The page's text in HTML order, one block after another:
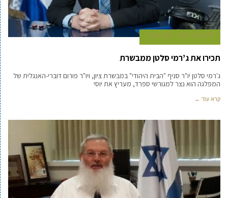
29 במרץ 2016 כתב אורח
תכירו את ג’רמי סלטן ממבשרת
ג'רמי סלטן יו"ר סניף "הבית היהודי" במבשרת ציון, ויו"ר פורום דוברי-האנגלית של
המפלגה הוא נצר למגורשי ספרד, מעריץ את יוסי
קרא עוד ←